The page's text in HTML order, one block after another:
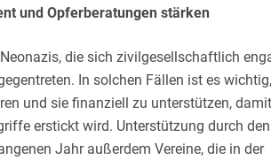
und Opferberatungen stärken
die sich zivilgesellschaftlich
In solchen Fällen ist es
und sie finanziell zu unterstützen,
erstickt wird. Unterstützung durch den
Jahr außerdem Vereine, die in der